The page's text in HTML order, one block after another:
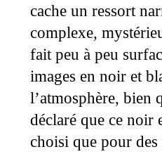
cache un ressort
complexe,
fait peu à peu
images en noir et
l’atmosphère, bien
déclaré que ce noir
choisi que pour